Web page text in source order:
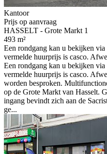
Kantoor
Prijs op aanvraag
HASSELT - Grote Markt 1
493 m²
Een rondgang kan u bekijken
vermelde huurprijs is casco.
Een rondgang kan u bekijken
vermelde huurprijs is casco.
worden besproken.
op de Grote Markt van Hasselt.
ingang bevindt zich aan de
ge...